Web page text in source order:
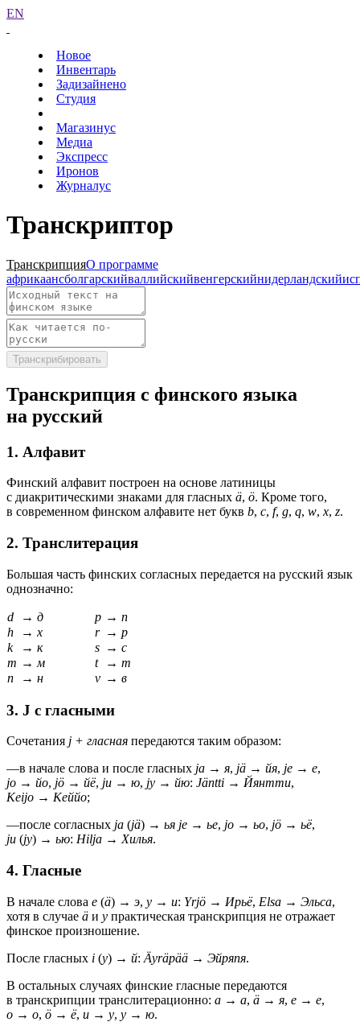
EN
Новое
Инвентарь
Задизайнено
Студия
Магазинус
Медиа
Экспресс
Иронов
Журналус
Транскриптор
ТранскрипцияО программе
африкаансболгарскийваллийскийвенгерскийнидерландский
Транскрибировать
Транскрипция с финского языка
на русский
1. Алфавит
Финский алфавит построен на основе латиницы
с диакритическими знаками для гласных ä, ö. Кроме того,
в современном финском алфавите нет букв b, c, f, g, q, w,x, z.
2. Транслитерация
Большая часть финских согласных передается на русский язык
однозначно:
d → д p → п
h
→ х r → р
k
→ к s → с
m → м t → т
n
→ н v → в
3. J с гласными
Сочетания j + гласная передаются таким образом:
—в начале слова и после гласных ja → я, jä → йя, je → е,
jo → йо, jö → йё, ju → ю, jy → йю: Jäntti → Йянтти,
Keijo → Кеййо;
—после согласных ja (jä) → ья je → ье, jo → ьо, jö → ьё,
ju (jy) → ью: Hilja → Хилья.
4. Гласные
В начале слова e (ä) → э, y → и: Yrjö → Ирьё, Elsa → Эльса,
хотя в случае ä и y практическая транскрипция не отражает
финское произношение.
После гласных i (y) → й: Äyräpää → Эйряпя.
В остальных случаях финские гласные передаются
в транскрипции транслитерационно: a → а, ä → я, e → е,
o → о, ö → ё, u → у, y → ю.